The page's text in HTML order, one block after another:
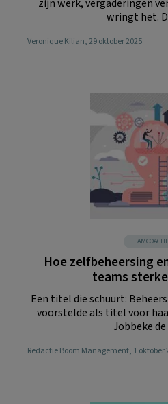
zijn werk, vergaderingen
wringt het.
Veronique Kilian, 29 oktober 2025
Hoe zelfbeheersing
teams
Een titel die schuurt:
voorstelde als titel voor
Jobbeke
Redactie Boom Management, 1 oktober